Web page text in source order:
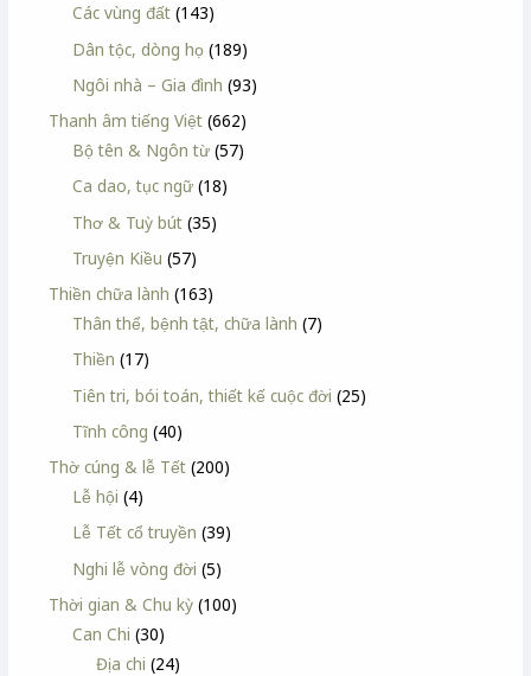
Các vùng đất (143)
Dân tộc, dòng họ (189)
Ngôi nhà – Gia đình (93)
Thanh âm tiếng Việt (662)
Bộ tên & Ngôn từ (57)
Ca dao, tục ngữ (18)
Thơ & Tuỳ bút (35)
Truyện Kiều (57)
Thiền chữa lành (163)
Thân thể, bệnh tật, chữa lành (7)
Thiền (17)
Tiên tri, bói toán, thiết kế cuộc đời (25)
Tĩnh công (40)
Thờ cúng & lễ Tết (200)
Lễ hội (4)
Lễ Tết cổ truyền (39)
Nghi lễ vòng đời (5)
Thời gian & Chu kỳ (100)
Can Chi (30)
Địa chi (24)